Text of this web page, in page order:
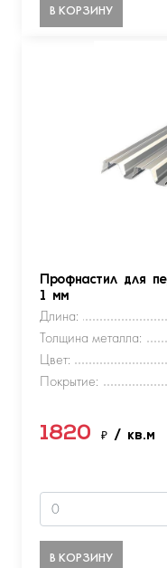
В КОРЗИНУ
Профнастил для
1 мм
Длина:
Толщина металла:
Цвет:
Покрытие:
1820 ₽ / кв.м
В КОРЗИНУ